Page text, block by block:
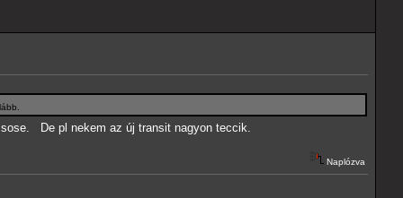
De pl nekem az új transit nagyon teccik.
Naplózva